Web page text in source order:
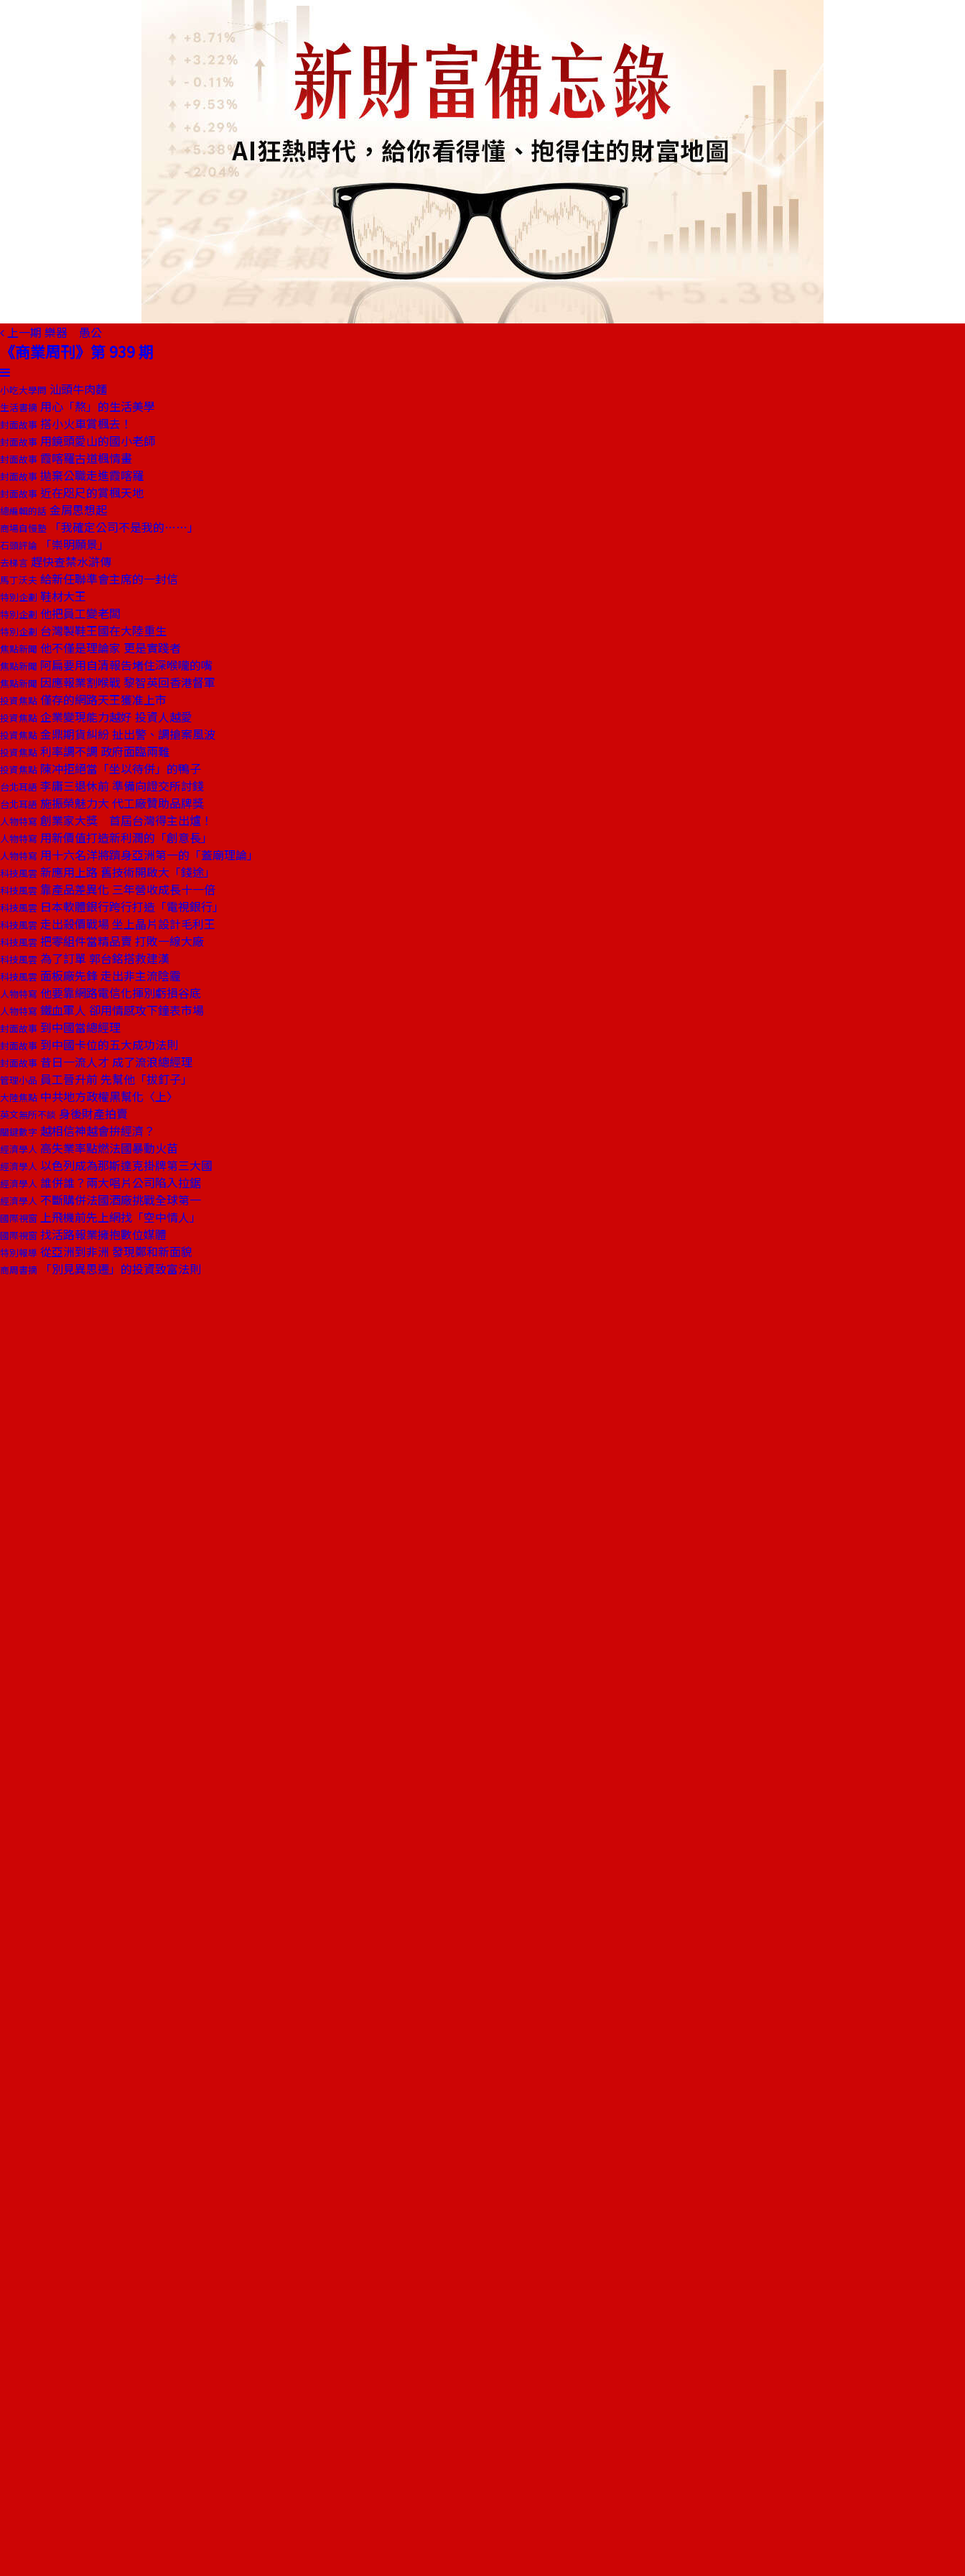
上一期 樂器 愚公
《商業周刊》第 939 期
小吃大學問 汕頭牛肉麵
生活書摘 用心「熬」的生活美學
封面故事 搭小火車賞楓去！
封面故事 用鏡頭愛山的國小老師
封面故事 霞喀羅古道楓情畫
封面故事 拋棄公職走進霞喀羅
封面故事 近在咫尺的賞楓天地
總編輯的話 金屑思想起
商場自慢塾 「我確定公司不是我的……」
石頭評論 「崇明願景」
去梯言 趕快查禁水滸傳
馬丁沃夫 給新任聯準會主席的一封信
特別企劃 鞋材大王
特別企劃 他把員工變老闆
特別企劃 台灣製鞋王國在大陸重生
焦點新聞 他不僅是理論家 更是實踐者
焦點新聞 阿扁要用自清報告堵住深喉嚨的嘴
焦點新聞 因應報業割喉戰 黎智英回香港督軍
投資焦點 僅存的網路天王獲准上市
投資焦點 企業變現能力越好 投資人越愛
投資焦點 金鼎期貨糾紛 扯出警、調搶案風波
投資焦點 利率調不調 政府面臨兩難
投資焦點 陳冲拒絕當「坐以待併」的鴨子
台北耳語 李庸三退休前 準備向證交所討錢
台北耳語 施振榮魅力大 代工廠贊助品牌獎
人物特寫 創業家大獎 首屆台灣得主出爐！
人物特寫 用新價值打造新利潤的「創意長」
人物特寫 用十六名洋將躋身亞洲第一的「蓋廟理論」
科技風雲 新應用上路 舊技術開啟大「錢途」
科技風雲 靠產品差異化 三年營收成長十一倍
科技風雲 日本軟體銀行跨行打造「電視銀行」
科技風雲 走出殺價戰場 坐上晶片設計毛利王
科技風雲 把零組件當精品賣 打敗一線大廠
科技風雲 為了訂單 郭台銘搭救建漢
科技風雲 面板廠先鋒 走出非主流陰霾
人物特寫 他要靠網路電信化揮別虧損谷底
人物特寫 鐵血軍人 卻用情感攻下鐘表市場
封面故事 到中國當總經理
封面故事 到中國卡位的五大成功法則
封面故事 昔日一流人才 成了流浪總經理
管理小品 員工晉升前 先幫他「拔釘子」
大陸焦點 中共地方政權黑幫化〈上〉
英文無所不談 身後財產拍賣
關鍵數字 越相信神越會拚經濟？
經濟學人 高失業率點燃法國暴動火苗
經濟學人 以色列成為那斯達克掛牌第三大國
經濟學人 誰併誰？兩大唱片公司陷入拉鋸
經濟學人 不斷購併法國酒廠挑戰全球第一
國際視窗 上飛機前先上網找「空中情人」
國際視窗 找活路報業擁抱數位媒體
特別報導 從亞洲到非洲 發現鄭和新面貌
商周書摘 「別見異思遷」的投資致富法則